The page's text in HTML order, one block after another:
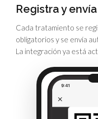
Registra y envía
Cada tratamiento se
obligatorios y se envía
La integración ya está